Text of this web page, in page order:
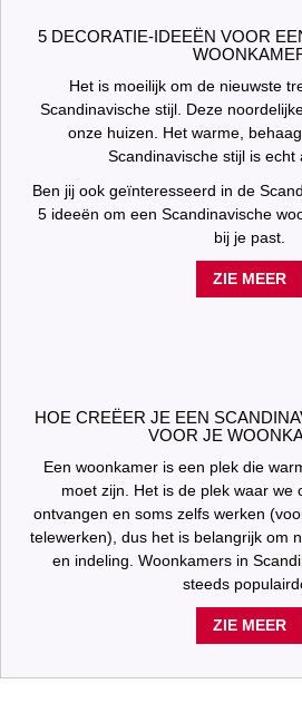
5 DECORATIE-IDEEËN VOOR
Het is moeilijk om de nieuwste
Scandinavische stijl. Deze
onze huizen. Het warme,
Scandinavische stijl is echt
Ben jij ook geïnteresseerd in de
5 ideeën om een Scandinavische
bij je past.
ZIE MEER
HOE CREËER JE EEN
VOOR JE
Een woonkamer is een plek die
moet zijn. Het is de plek waar we
ontvangen en soms zelfs werken
telewerken), dus het is belangrijk om
en indeling. Woonkamers in
steeds
ZIE MEER